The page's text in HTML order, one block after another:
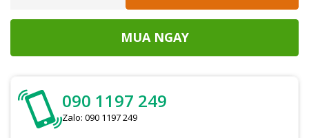
MUA NGAY
090 1197 249
Zalo: 090 1197 249